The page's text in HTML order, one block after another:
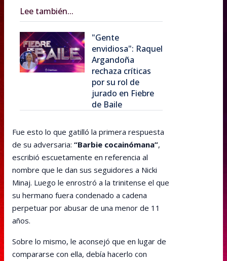
Lee también...
"Gente
envidiosa": Raquel
Argandoña
rechaza críticas
por su rol de
jurado en Fiebre
de Baile
Fue esto lo que gatilló la primera respuesta
de su adversaria: “Barbie cocainómana”,
escribió escuetamente en referencia al
nombre que le dan sus seguidores a Nicki
Minaj. Luego le enrostró a la trinitense el que
su hermano fuera condenado a cadena
perpetuar por abusar de una menor de 11
años.
Sobre lo mismo, le aconsejó que en lugar de
compararse con ella, debía hacerlo con